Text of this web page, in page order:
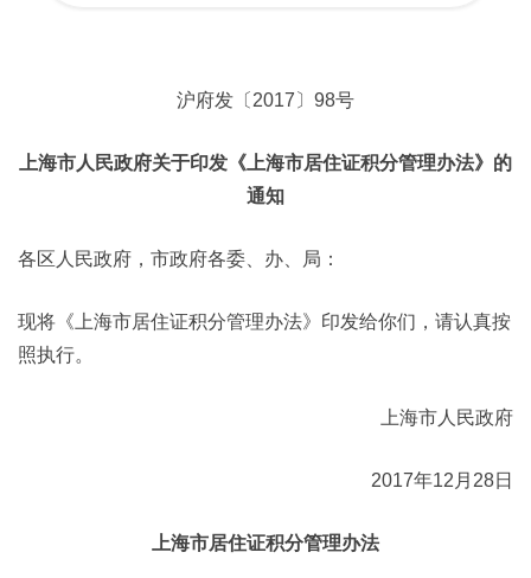
沪府发〔2017〕98号
上海市人民政府关于印发《上海市居住证积分管理办法》的
通知
各区人民政府，市政府各委、办、局：
现将《上海市居住证积分管理办法》印发给你们，请认真按
照执行。
上海市人民政府
2017年12月28日
上海市居住证积分管理办法